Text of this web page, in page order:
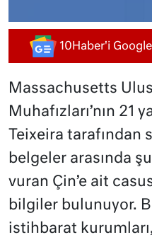
10Haber'i
Massachusetts
Muhafızları’nın 21
Teixeira tarafından
belgeler arasında
vuran Çin’e ait
bilgiler bulunuyor.
istihbarat